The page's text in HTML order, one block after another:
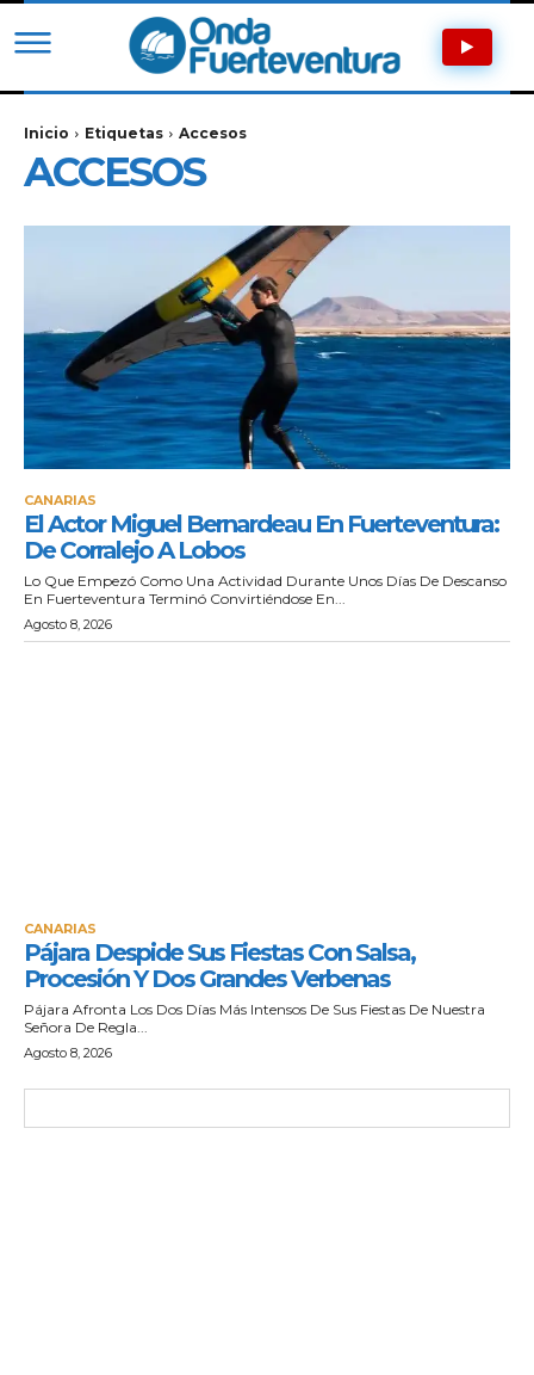
Inicio Etiquetas Accesos
ACCESOS
CANARIAS
El Actor Miguel Bernardeau En Fuerteventura:
De Corralejo A Lobos
Lo Que Empezó Como Una Actividad Durante Unos Días De Descanso
En Fuerteventura Terminó Convirtiéndose En...
Agosto 8, 2026
CANARIAS
Pájara Despide Sus Fiestas Con Salsa,
Procesión Y Dos Grandes Verbenas
Pájara Afronta Los Dos Días Más Intensos De Sus Fiestas De Nuestra
Señora De Regla...
Agosto 8, 2026